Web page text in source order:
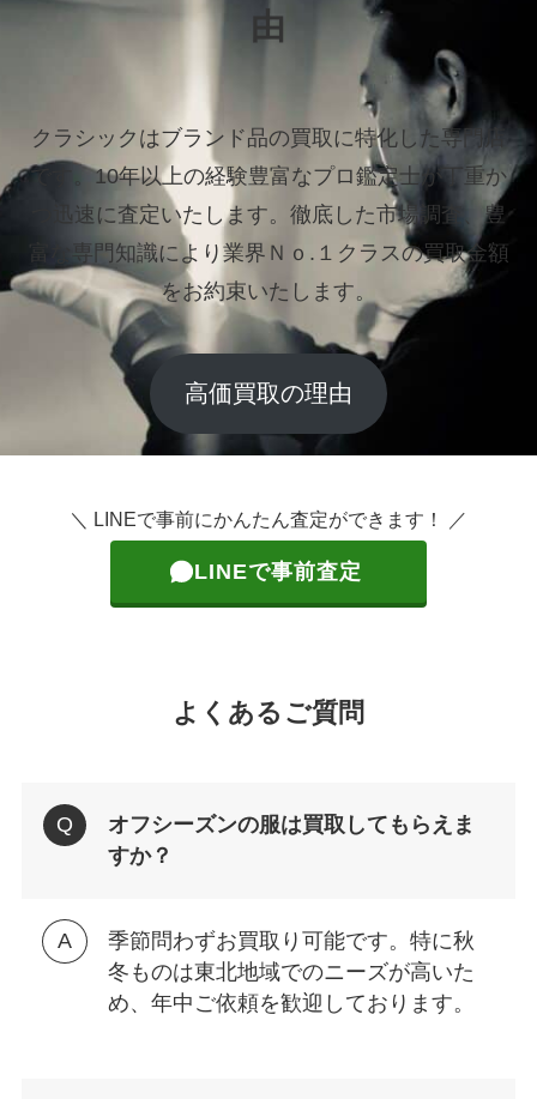
由
クラシックはブランド品の買取に特化した専門店
です。10年以上の経験豊富なプロ鑑定士が丁重か
つ迅速に査定いたします。 徹底した市場調査、豊
富な専門知識により業界Ｎｏ.１クラスの買取金額
をお約束いたします。
高価買取の理由
＼ LINEで事前にかんたん査定ができます！ ／
LINEで事前査定
よくあるご質問
オフシーズンの服は買取してもらえま
すか？
季節問わずお買取り可能です。特に秋
冬ものは東北地域でのニーズが高いた
め、年中ご依頼を歓迎しております。